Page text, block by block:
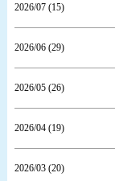
2026/07 (15)
2026/06 (29)
2026/05 (26)
2026/04 (19)
2026/03 (20)